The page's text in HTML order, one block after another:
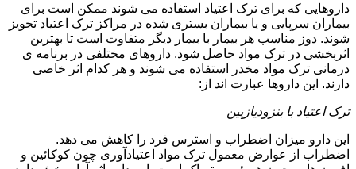
داروهایی که برای ترک اعتیاد استفاده می شوند ممکن است برای
بیماران سرپایی و یا بیماران بستری شده در مراکز ترک اعتیاد تجویز
شوند. دوز مناسب هر بیمار با بیمار دیگر متفاوت است تا بهترین
اثربخشی در ترک مواد حاصل شود. داروهای مختلفی در برنامه ی
درمانی ترک مواد مخدر استفاده می شوند و هر کدام اثر خاصی
دارند. این داروها عبارت اند از:
ترک اعتیاد با بنزودیازپین
این دارو میزان اضطراب و استرس فرد را کاهش می دهد.
اضطراب از عوارض معمول ترک مواد اعتیادآوری چون کوکائین و